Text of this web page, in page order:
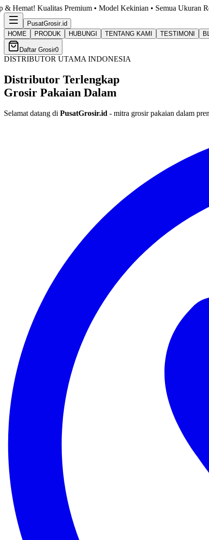
Premium • Model Kekinian • Semua Ukuran Ready. Cek
PusatGrosir.id
HOME
PRODUK HUBUNGI TENTANG KAMI TESTIMONI
Daftar Grosir0
DISTRIBUTOR UTAMA INDONESIA
Distributor Terlengkap
Grosir Pakaian Dalam
Selamat datang di PusatGrosir.id - mitra grosir pakaian dalam